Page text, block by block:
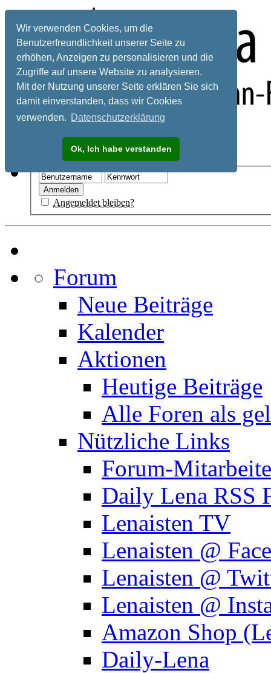
Wir verwenden Cookies, um die
Benutzerfreundlichkeit unserer Seite zu
erhöhen, Anzeigen zu personalisieren und die
Zugriffe auf unsere Website zu analysieren.
Mit der Nutzung unserer Seite erklären Sie sich
damit einverstanden, dass wir Cookies
verwenden. Datenschutzerklärung
Ok, Ich habe verstanden
Registrieren
Angemeldet bleiben?
Forum
Neue Beiträge
Kalender
Aktionen
Heutige Beiträge
Alle Foren als
Nützliche Links
Forum-
Daily Lena RSS
Lenaisten TV
Lenaisten @
Lenaisten @
Lenaisten @
Amazon Shop
Daily-Lena